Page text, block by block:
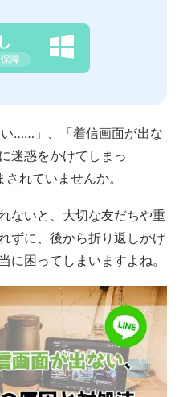
い……」、「着信画面が出な
迷惑をかけてしまっ
れていませんか。
ないと、大切な友だちや重
ずに、後から折り返しかけ
に困ってしまいますよね。